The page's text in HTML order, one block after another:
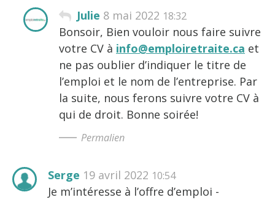
Julie 8 mai 2022 18:32
Bonsoir, Bien vouloir nous faire suivre
votre CV à info@emploiretraite.ca et
ne pas oublier d’indiquer le titre de
l’emploi et le nom de l’entreprise. Par
la suite, nous ferons suivre votre CV à
qui de droit. Bonne soirée!
Permalien
Serge 19 avril 2022 10:54
Je m’intéresse à l’offre d’emploi -